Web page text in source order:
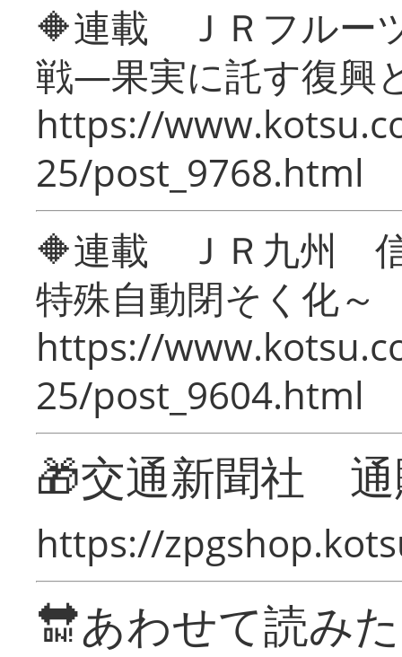
🔶連載 ＪＲフルー
戦―果実に託す復興
https://
25/post_9768.html
🔶連載 ＪＲ九州 信
特殊自動閉そく化～
https://
25/post_9604.html
🎁交通新聞社
https://
🔛あわせて読み